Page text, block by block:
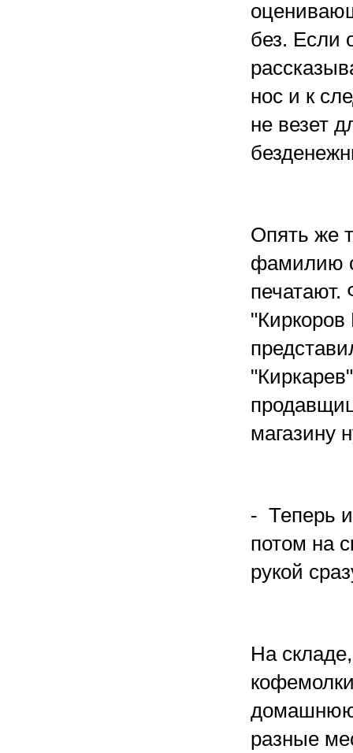
без. Если
нос и к
не везет
Опять же
фамилию
магазину
- Теперь
потом на
рукой
На
домашнюю
разные